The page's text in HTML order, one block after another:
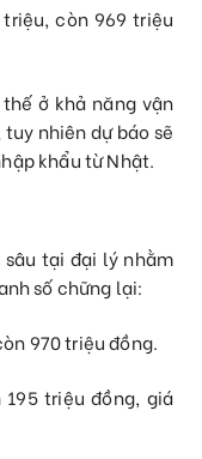
còn 969 triệu
ở khả năng vận
nhiên dự báo sẽ
khẩu từ Nhật.
sâu tại đại lý nhằm
số chững lại:
970 triệu đồng.
triệu đồng, giá